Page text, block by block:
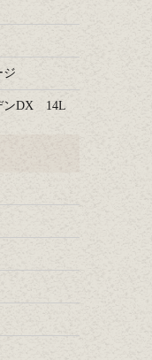
ジ
ンDX 14L